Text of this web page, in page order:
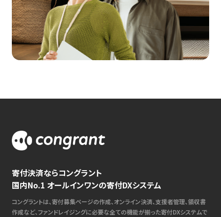
寄付決済ならコングラント
国内No.1 オールインワンの寄付DXシステム
コングラントは、寄付募集ページの作成、オンライン決済、支援者管理、領収書
作成など、ファンドレイジングに必要な全ての機能が揃った寄付DXシステムで